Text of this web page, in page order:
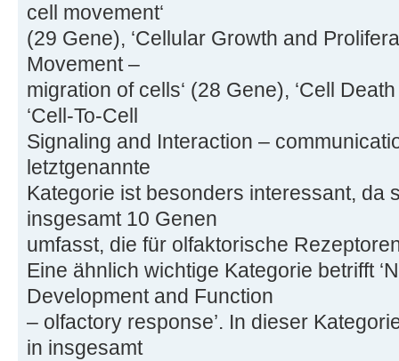
cell movement‘
(29 Gene), ‘Cellular Growth and
Movement –
migration of cells‘ (28 Gene), ‘Cell
‘Cell-To-Cell
Signaling and Interaction –
letztgenannte
Kategorie ist besonders interessant, da
insgesamt 10 Genen
umfasst, die für olfaktorische
Eine ähnlich wichtige Kategorie betrifft
Development and Function
– olfactory response’. In dieser
in insgesamt